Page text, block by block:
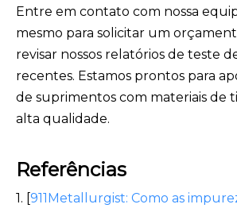
Entre em contato com nossa
mesmo para solicitar um
revisar nossos relatórios de teste
recentes. Estamos prontos para
de suprimentos com materiais de
alta qualidade.
Referências
1. [ 911Metallurgist: Como as